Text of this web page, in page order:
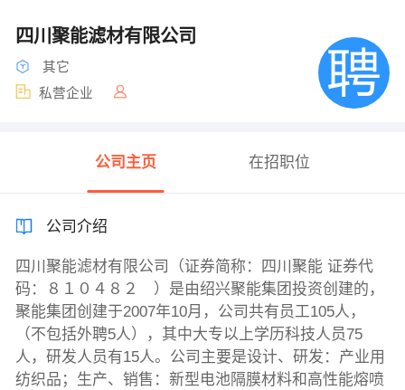
四川聚能滤材有限公司
其它
私营企业
公司主页 在招职位
公司介绍
四川聚能滤材有限公司（证券简称：四川聚能 证券代
码：８１０４８２ ）是由绍兴聚能集团投资创建的，
聚能集团创建于2007年10月，公司共有员工105人，
（不包括外聘5人），其中大专以上学历科技人员75
人，研发人员有15人。公司主要是设计、研发：产业用
纺织品；生产、销售：新型电池隔膜材料和高性能熔喷